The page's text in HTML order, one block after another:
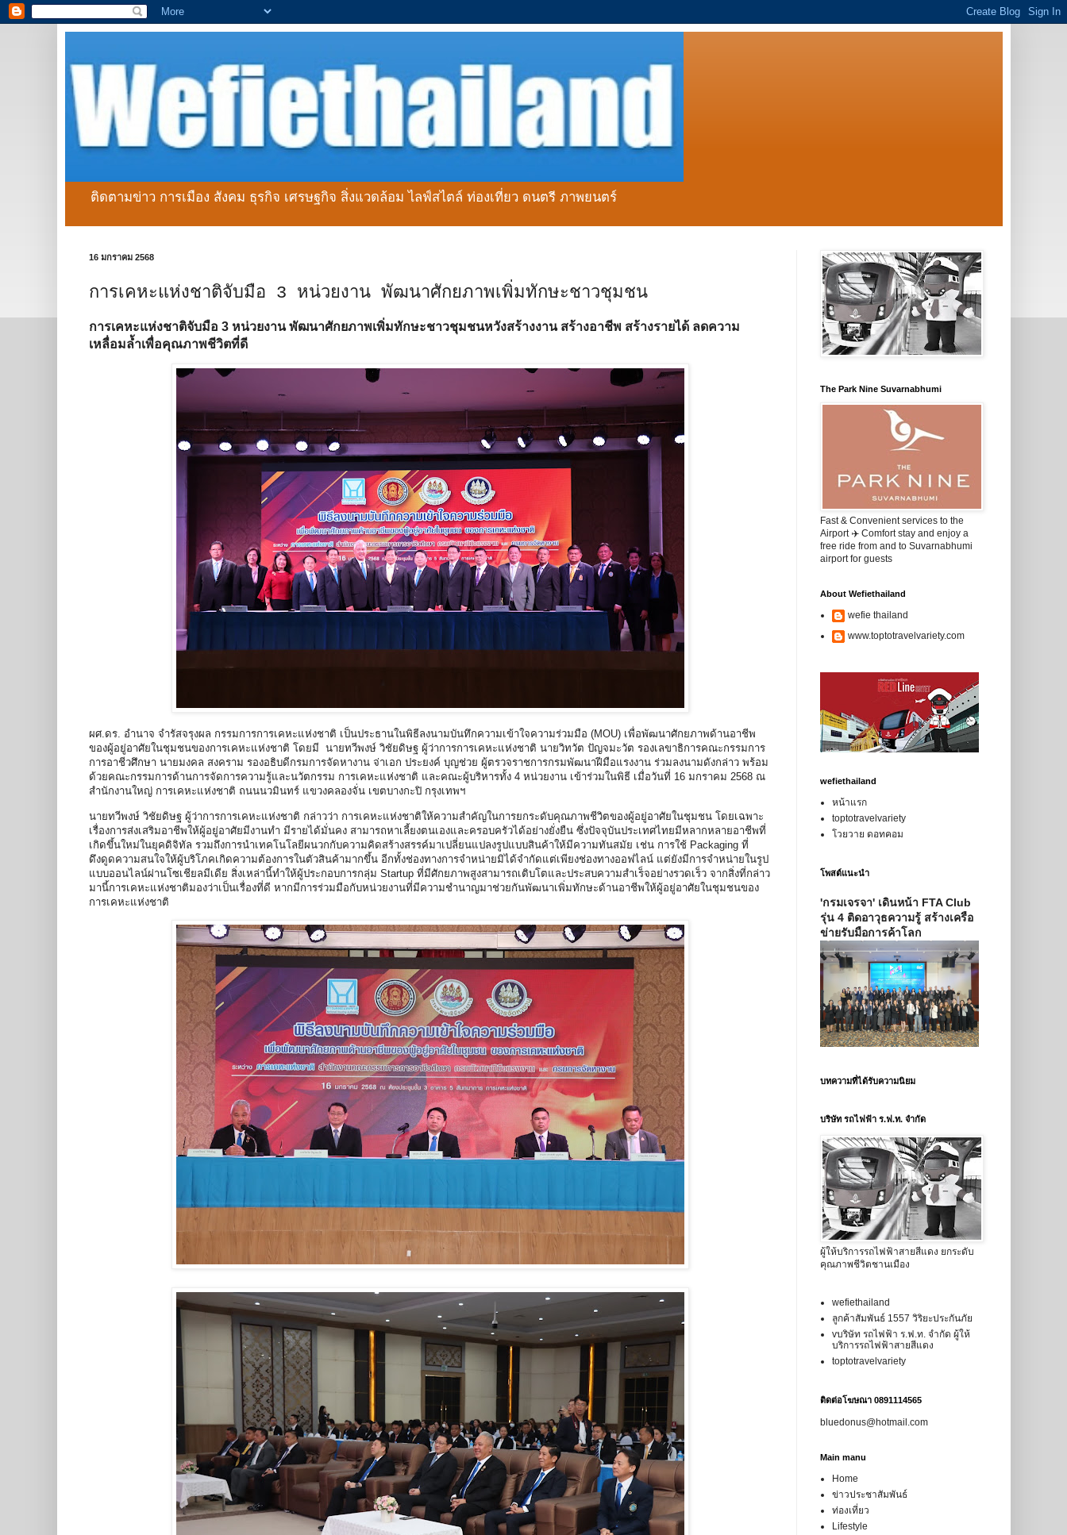
ติดตามข่าว การเมือง สังคม ธุรกิจ เศรษฐกิจ สิ่งแวดล้อม ไลฟ์สไตล์ ท่องเที่ยว ดนตรี ภาพยนตร์
16 มกราคม 2568
การเคหะแห่งชาติจับมือ 3 หน่วยงาน พัฒนาศักยภาพเพิ่มทักษะชาวชุมชน
การเคหะแห่งชาติจับมือ 3 หน่วยงาน พัฒนาศักยภาพเพิ่มทักษะชาวชุมชนหวังสร้างงาน สร้างอาชีพ สร้างรายได้ ลดความ
เหลื่อมล้ำเพื่อคุณภาพชีวิตที่ดี
ผศ.ดร. อำนาจ จำรัสจรุงผล กรรมการการเคหะแห่งชาติ เป็นประธานในพิธีลงนามบันทึกความเข้าใจความร่วมมือ (MOU) เพื่อพัฒนาศักยภาพด้านอาชีพ
ของผู้อยู่อาศัยในชุมชนของการเคหะแห่งชาติ โดยมี นายทวีพงษ์ วิชัยดิษฐ ผู้ว่าการการเคหะแห่งชาติ นายวิทวัต ปัญจมะวัต รองเลขาธิการคณะกรรมการ
การอาชีวศึกษา นายมงคล สงคราม รองอธิบดีกรมการจัดหางาน จ่าเอก ประยงค์ บุญช่วย ผู้ตรวจราชการกรมพัฒนาฝีมือแรงงาน ร่วมลงนามดังกล่าว พร้อม
ด้วยคณะกรรมการด้านการจัดการความรู้และนวัตกรรม การเคหะแห่งชาติ และคณะผู้บริหารทั้ง 4 หน่วยงาน เข้าร่วมในพิธี เมื่อวันที่ 16 มกราคม 2568 ณ
สำนักงานใหญ่ การเคหะแห่งชาติ ถนนนวมินทร์ แขวงคลองจั่น เขตบางกะปิ กรุงเทพฯ
นายทวีพงษ์ วิชัยดิษฐ ผู้ว่าการการเคหะแห่งชาติ กล่าวว่า การเคหะแห่งชาติให้ความสำคัญในการยกระดับคุณภาพชีวิตของผู้อยู่อาศัยในชุมชน โดยเฉพาะ
เรื่องการส่งเสริมอาชีพให้ผู้อยู่อาศัยมีงานทำ มีรายได้มั่นคง สามารถหาเลี้ยงตนเองและครอบครัวได้อย่างยั่งยืน ซึ่งปัจจุบันประเทศไทยมีหลากหลายอาชีพที่
เกิดขึ้นใหม่ในยุคดิจิทัล รวมถึงการนำเทคโนโลยีผนวกกับความคิดสร้างสรรค์มาเปลี่ยนแปลงรูปแบบสินค้าให้มีความทันสมัย เช่น การใช้ Packaging ที่
ดึงดูดความสนใจให้ผู้บริโภคเกิดความต้องการในตัวสินค้ามากขึ้น อีกทั้งช่องทางการจำหน่ายมิได้จำกัดแต่เพียงช่องทางออฟไลน์ แต่ยังมีการจำหน่ายในรูป
แบบออนไลน์ผ่านโซเชียลมีเดีย สิ่งเหล่านี้ทำให้ผู้ประกอบการกลุ่ม Startup ที่มีศักยภาพสูงสามารถเติบโตและประสบความสำเร็จอย่างรวดเร็ว จากสิ่งที่กล่าว
มานี้การเคหะแห่งชาติมองว่าเป็นเรื่องที่ดี หากมีการร่วมมือกับหน่วยงานที่มีความชำนาญมาช่วยกันพัฒนาเพิ่มทักษะด้านอาชีพให้ผู้อยู่อาศัยในชุมชนของ
การเคหะแห่งชาติ
The Park Nine Suvarnabhumi
Fast & Convenient services to the
Airport ✈️ Comfort stay and enjoy a
free ride from and to Suvarnabhumi
airport for guests
About Wefiethailand
wefie thailand
www.toptotravelvariety.com
wefiethailand
หน้าแรก
toptotravelvariety
โวยวาย ดอทคอม
โพสต์แนะนำ
'กรมเจรจา' เดินหน้า FTA Club
รุ่น 4 ติดอาวุธความรู้ สร้างเครือ
ข่ายรับมือการค้าโลก
บทความที่ได้รับความนิยม
บริษัท รถไฟฟ้า ร.ฟ.ท. จำกัด
ผู้ให้บริการรถไฟฟ้าสายสีแดง ยกระดับ
คุณภาพชีวิตชานเมือง
wefiethailand
ลูกค้าสัมพันธ์ 1557 วิริยะประกันภัย
vบริษัท รถไฟฟ้า ร.ฟ.ท. จำกัด ผู้ให้
บริการรถไฟฟ้าสายสีแดง
toptotravelvariety
ติดต่อโฆษณา 0891114565
bluedonus@hotmail.com
Main manu
Home
ข่าวประชาสัมพันธ์
ท่องเที่ยว
Lifestyle